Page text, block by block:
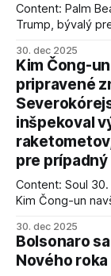
Content: Palm
Trump, bývalý
kľúčové pre
AFP informuje,
podmienky
30. dec 2025
Kim Čong-
pripravené
inšpekoval
pre
Content: Soul
Kim Čong-un
schopnosti.
sa odvoláva
30. dec 2025
Bolsonaro
Nového roka